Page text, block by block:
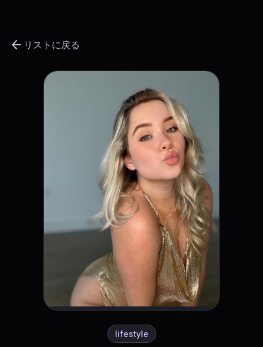
arrow_back リストに戻る
lifestyle